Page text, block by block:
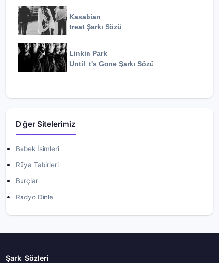
Kasabian
treat Şarkı Sözü
Linkin Park
Until it's Gone Şarkı Sözü
Diğer Sitelerimiz
Bebek İsimleri
Rüya Tabirleri
Burçlar
Radyo Dinle
Şarkı Sözleri